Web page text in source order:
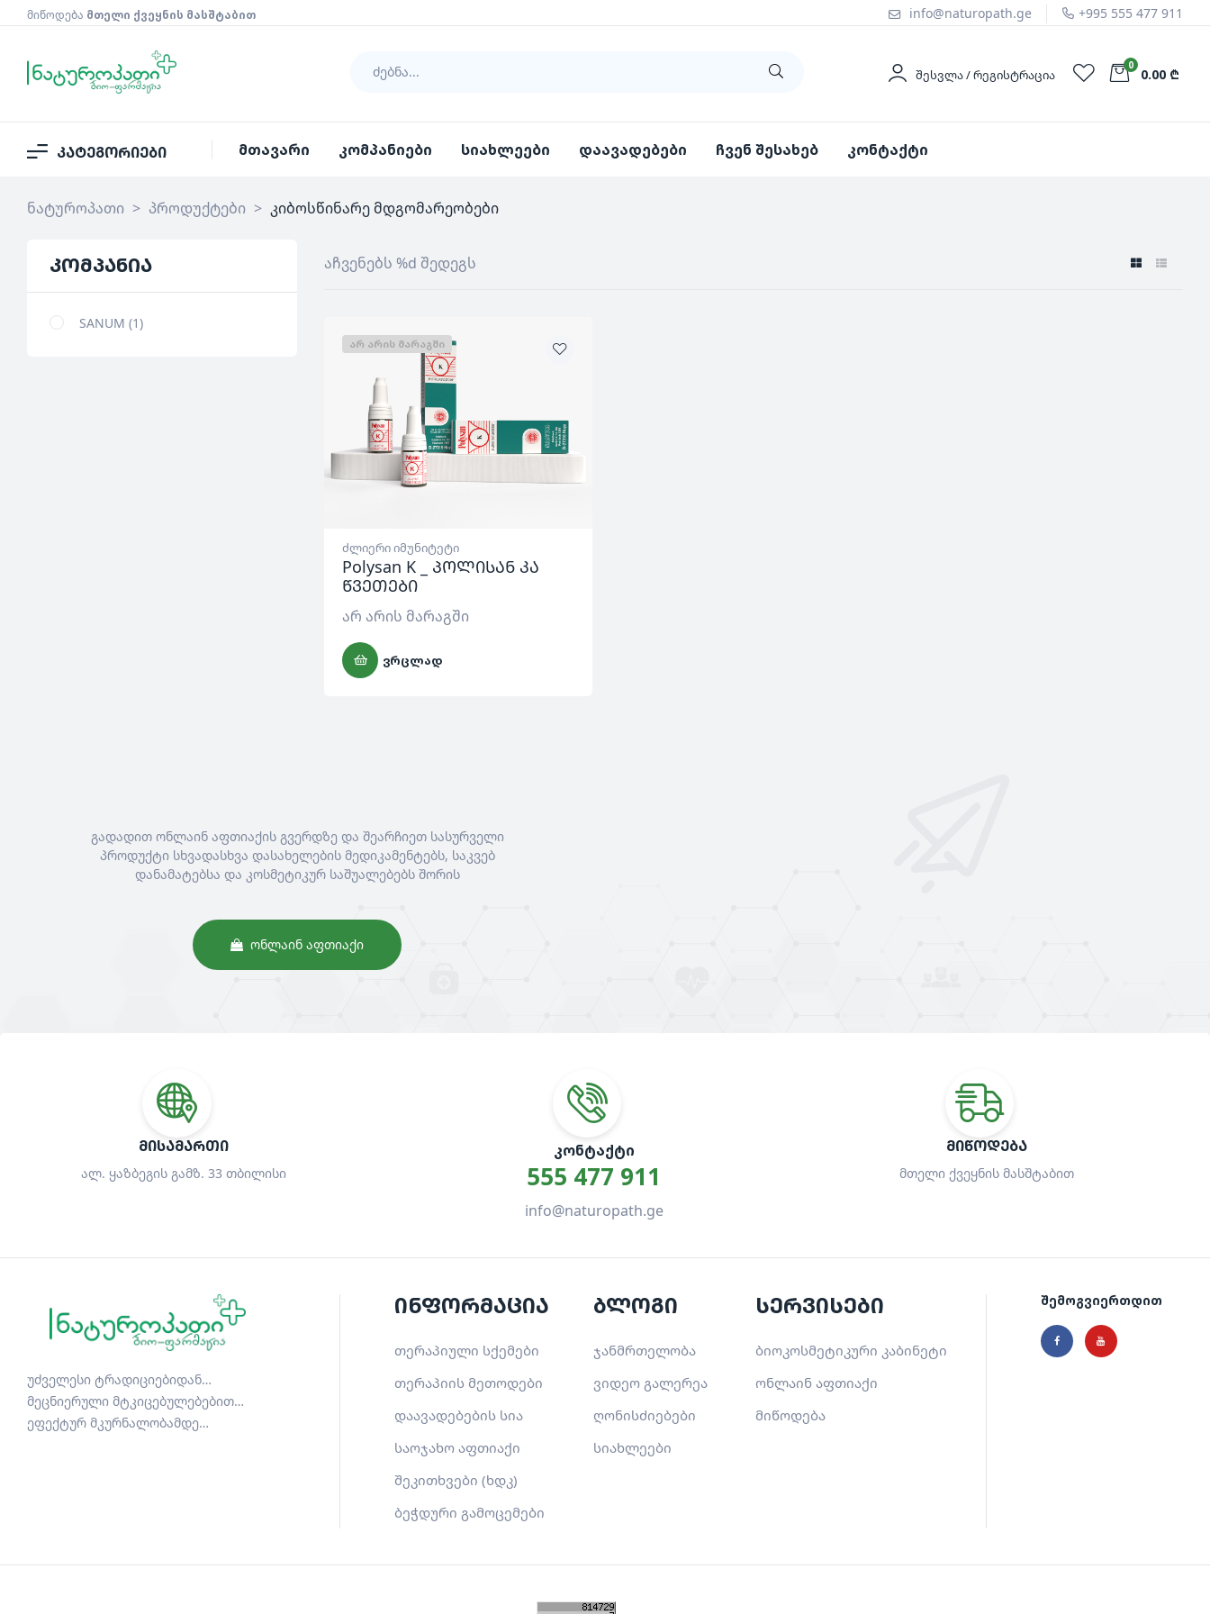
მიწოდება მთელი ქვეყნის მასშტაბით info@naturopath.ge +995 555 477 911
ᲨᲔᲡᲕᲚᲐ / ᲠᲔᲒᲘᲡᲢᲠᲐᲪᲘᲐ
0
0.00 ₾
კატეგორიები მთავარი კომპანიები სიახლეები დაავადებები ჩვენ შესახებ კონტაქტი
ნატუროპათი > პროდუქტები > კიბოსწინარე მდგომარეობები
აჩვენებს %d შედეგს
ᲐᲠ ᲐᲠᲘᲡ ᲛᲐᲠᲐᲒᲨᲘ
ძლიერი იმუნიტეტი
Polysan K _ პოლისან კა
წვეთები
არ არის მარაგში
ᲕᲠᲪᲚᲐᲓ
კომპანია
SANUM 1
გადადით ონლაინ აფთიაქის გვერდზე და შეარჩიეთ სასურველი
პროდუქტი სხვადასხვა დასახელების მედიკამენტებს, საკვებ
დანამატებსა და კოსმეტიკურ საშუალებებს შორის
ᲝᲜᲚᲐᲘᲜ ᲐᲤᲗᲘᲐᲥᲘ
ᲛᲘᲡᲐᲛᲐᲠᲗᲘ
ალ. ყაზბეგის გამზ. 33 თბილისი
ᲙᲝᲜᲢᲐᲥᲢᲘ
555 477 911
info@naturopath.ge
ᲛᲘᲬᲝᲓᲔᲑᲐ
მთელი ქვეყნის მასშტაბით
უძველესი ტრადიციებიდან…
მეცნიერული მტკიცებულებებით…
ეფექტურ მკურნალობამდე…
ინფორმაცია
თერაპიული სქემები
თერაპიის მეთოდები
დაავადებების სია
საოჯახო აფთიაქი
შეკითხვები (ხდკ)
ბეჭდური გამოცემები
ბლოგი
ჯანმრთელობა
ვიდეო გალერეა
ღონისძიებები
სიახლეები
სერვისები
ბიოკოსმეტიკური კაბინეტი
ონლაინ აფთიაქი
მიწოდება
შემოგვიერთდით